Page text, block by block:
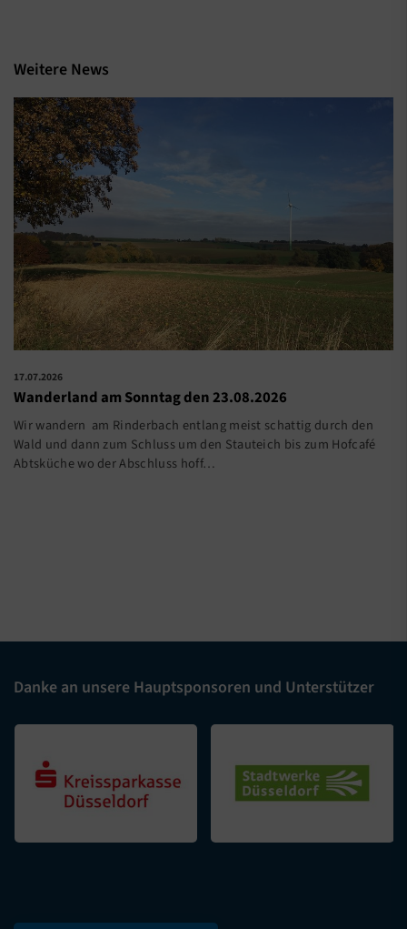
Weitere News
17.07.2026
Wanderland am Sonntag den 23.08.2026
Wir wandern am Rinderbach entlang meist schattig durch den
Wald und dann zum Schluss um den Stauteich bis zum Hofcafé
Abtsküche wo der Abschluss hoff…
Danke an unsere Hauptsponsoren und Unterstützer